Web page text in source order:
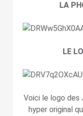
LA
LE
Voici le logo des
hyper original